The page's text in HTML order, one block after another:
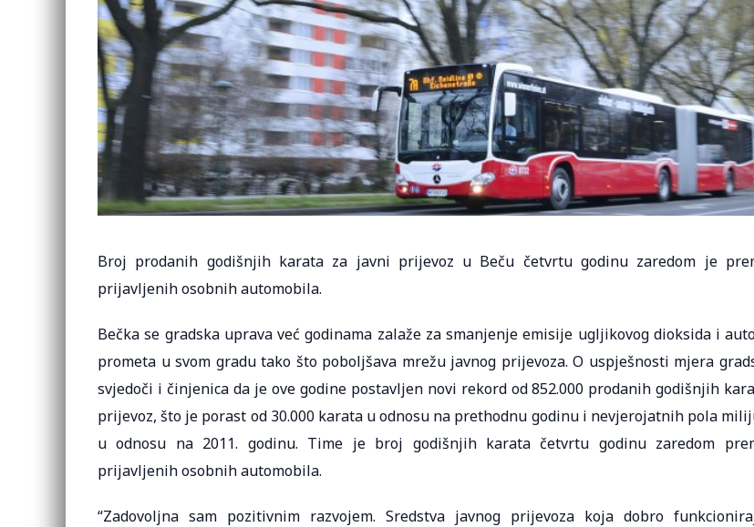
Broj prodanih godišnjih karata za javni prijevoz u Beču četvrtu godinu zaredom je
prijavljenih osobnih automobila.
Bečka se gradska uprava već godinama zalaže za smanjenje emisije ugljikovog dioksida i
prometa u svom gradu tako što poboljšava mrežu javnog prijevoza. O uspješnosti mjera
svjedoči i činjenica da je ove godine postavljen novi rekord od 852.000 prodanih godišnjih
prijevoz, što je porast od 30.000 karata u odnosu na prethodnu godinu i nevjerojatnih pola
u odnosu na 2011. godinu. Time je broj godišnjih karata četvrtu godinu zaredom
prijavljenih osobnih automobila.
“Zadovoljna sam pozitivnim razvojem. Sredstva javnog prijevoza koja dobro